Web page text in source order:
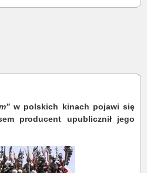
w polskich kinach pojawi się
producent upublicznił jego